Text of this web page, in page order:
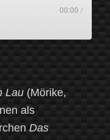
00:00 /
Lau (Mörike,
als
Das